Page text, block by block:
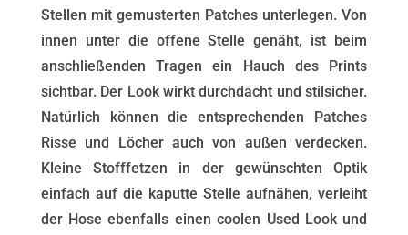
Stellen mit gemusterten Patches unterlegen. Von
innen unter die offene Stelle genäht, ist beim
anschließenden Tragen ein Hauch des Prints
sichtbar. Der Look wirkt durchdacht und stilsicher.
Natürlich können die entsprechenden Patches
Risse und Löcher auch von außen verdecken.
Kleine Stofffetzen in der gewünschten Optik
einfach auf die kaputte Stelle aufnähen, verleiht
der Hose ebenfalls einen coolen Used Look und